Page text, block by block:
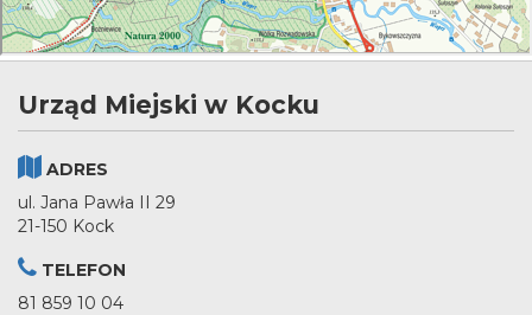
Urząd Miejski w Kocku
ADRES
ul. Jana Pawła II 29
21-150 Kock
TELEFON
81 859 10 04